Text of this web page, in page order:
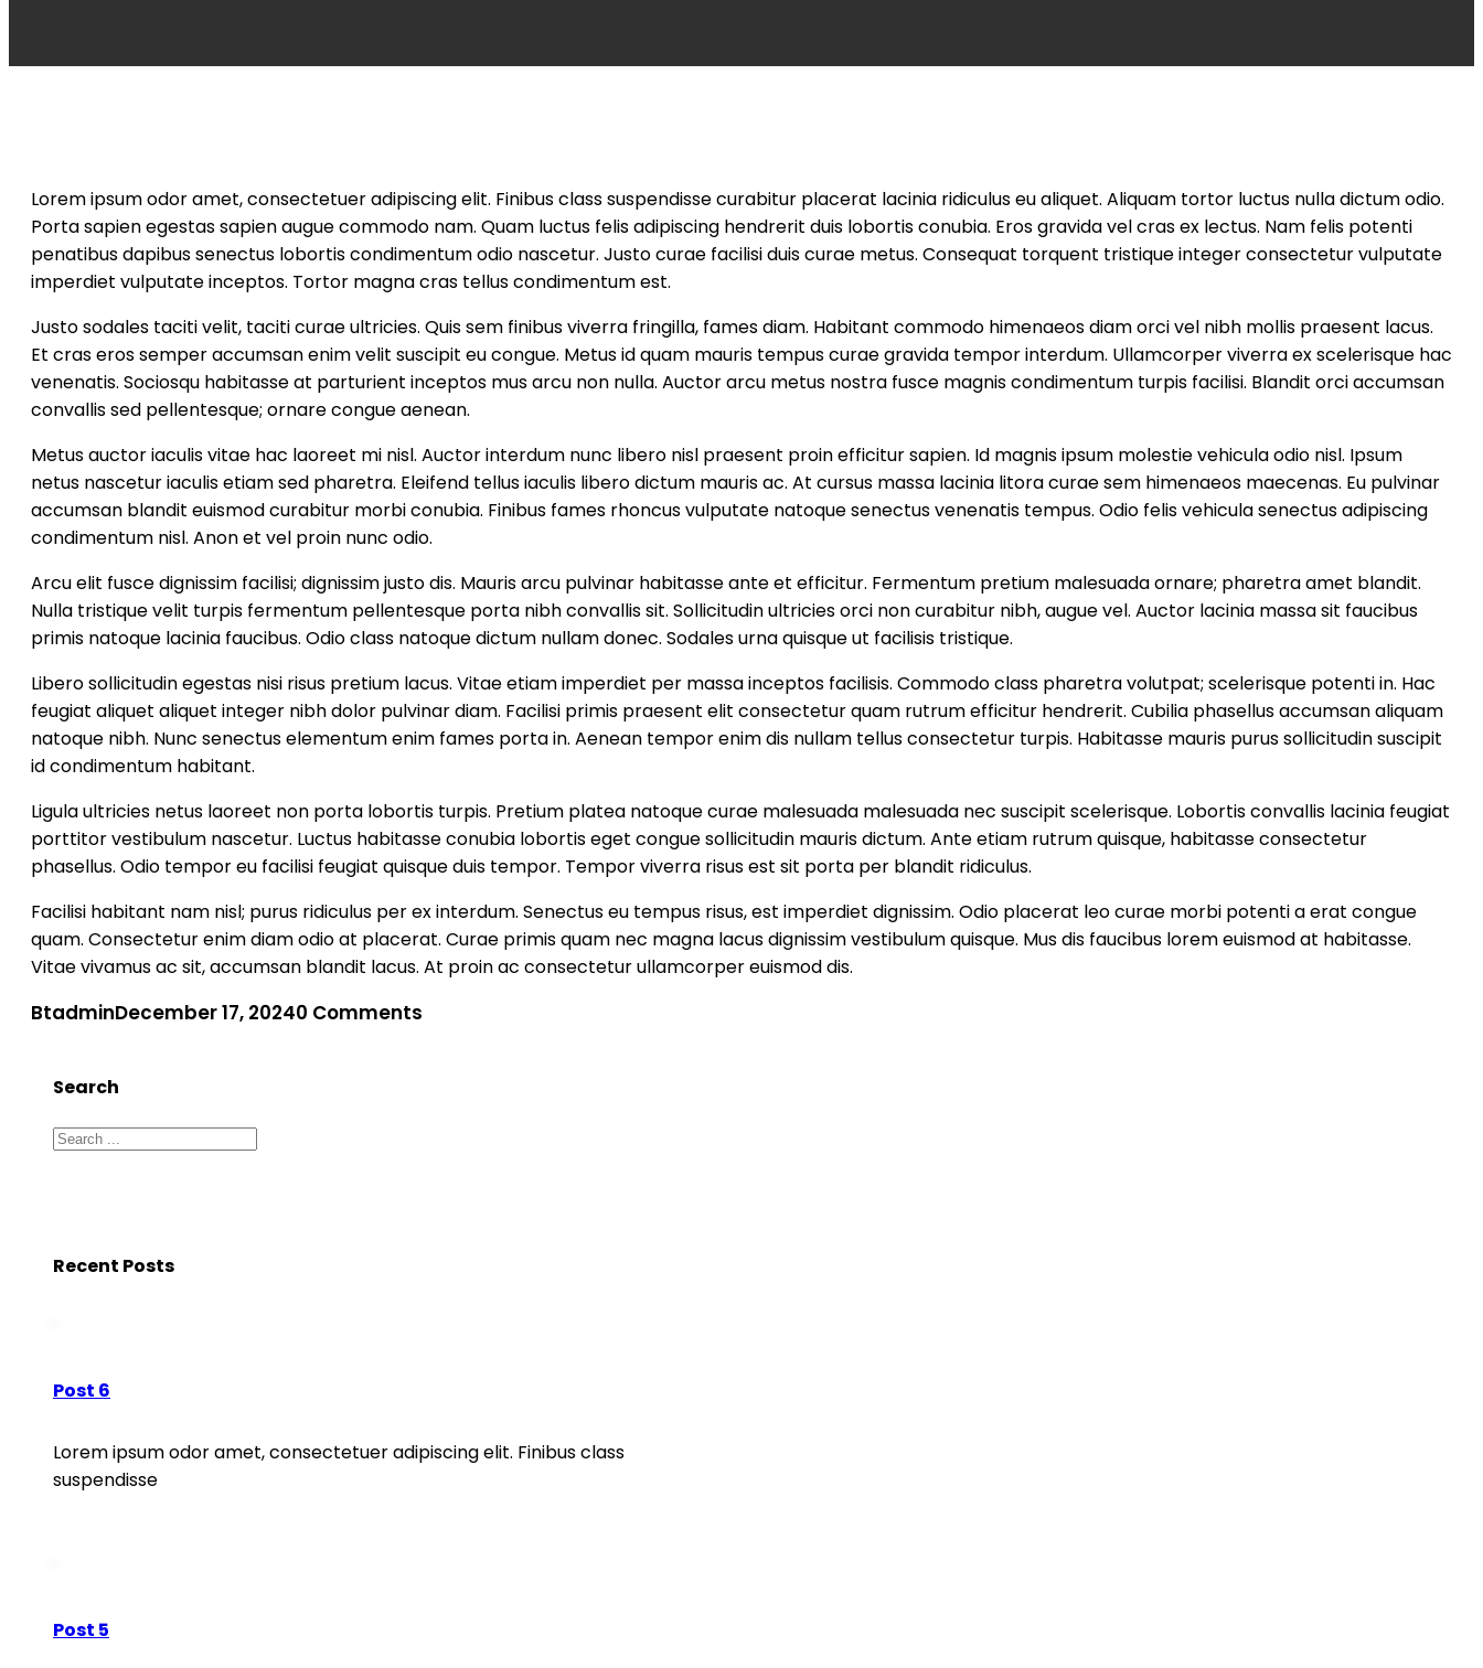
Lorem ipsum odor amet, consectetuer adipiscing elit. Finibus class suspendisse curabitur placerat lacinia ridiculus eu aliquet. Aliquam tortor luctus nulla dictum odio.
Porta sapien egestas sapien augue commodo nam. Quam luctus felis adipiscing hendrerit duis lobortis conubia. Eros gravida vel cras ex lectus. Nam felis potenti
penatibus dapibus senectus lobortis condimentum odio nascetur. Justo curae facilisi duis curae metus. Consequat torquent tristique integer consectetur vulputate
imperdiet vulputate inceptos. Tortor magna cras tellus condimentum est.
Justo sodales taciti velit, taciti curae ultricies. Quis sem finibus viverra fringilla, fames diam. Habitant commodo himenaeos diam orci vel nibh mollis praesent lacus.
Et cras eros semper accumsan enim velit suscipit eu congue. Metus id quam mauris tempus curae gravida tempor interdum. Ullamcorper viverra ex scelerisque hac
venenatis. Sociosqu habitasse at parturient inceptos mus arcu non nulla. Auctor arcu metus nostra fusce magnis condimentum turpis facilisi. Blandit orci accumsan
convallis sed pellentesque; ornare congue aenean.
Metus auctor iaculis vitae hac laoreet mi nisl. Auctor interdum nunc libero nisl praesent proin efficitur sapien. Id magnis ipsum molestie vehicula odio nisl. Ipsum
netus nascetur iaculis etiam sed pharetra. Eleifend tellus iaculis libero dictum mauris ac. At cursus massa lacinia litora curae sem himenaeos maecenas. Eu pulvinar
accumsan blandit euismod curabitur morbi conubia. Finibus fames rhoncus vulputate natoque senectus venenatis tempus. Odio felis vehicula senectus adipiscing
condimentum nisl. Anon et vel proin nunc odio.
Arcu elit fusce dignissim facilisi; dignissim justo dis. Mauris arcu pulvinar habitasse ante et efficitur. Fermentum pretium malesuada ornare; pharetra amet blandit.
Nulla tristique velit turpis fermentum pellentesque porta nibh convallis sit. Sollicitudin ultricies orci non curabitur nibh, augue vel. Auctor lacinia massa sit faucibus
primis natoque lacinia faucibus. Odio class natoque dictum nullam donec. Sodales urna quisque ut facilisis tristique.
Libero sollicitudin egestas nisi risus pretium lacus. Vitae etiam imperdiet per massa inceptos facilisis. Commodo class pharetra volutpat; scelerisque potenti in. Hac
feugiat aliquet aliquet integer nibh dolor pulvinar diam. Facilisi primis praesent elit consectetur quam rutrum efficitur hendrerit. Cubilia phasellus accumsan aliquam
natoque nibh. Nunc senectus elementum enim fames porta in. Aenean tempor enim dis nullam tellus consectetur turpis. Habitasse mauris purus sollicitudin suscipit
id condimentum habitant.
Ligula ultricies netus laoreet non porta lobortis turpis. Pretium platea natoque curae malesuada malesuada nec suscipit scelerisque. Lobortis convallis lacinia feugiat
porttitor vestibulum nascetur. Luctus habitasse conubia lobortis eget congue sollicitudin mauris dictum. Ante etiam rutrum quisque, habitasse consectetur
phasellus. Odio tempor eu facilisi feugiat quisque duis tempor. Tempor viverra risus est sit porta per blandit ridiculus.
Facilisi habitant nam nisl; purus ridiculus per ex interdum. Senectus eu tempus risus, est imperdiet dignissim. Odio placerat leo curae morbi potenti a erat congue
quam. Consectetur enim diam odio at placerat. Curae primis quam nec magna lacus dignissim vestibulum quisque. Mus dis faucibus lorem euismod at habitasse.
Vitae vivamus ac sit, accumsan blandit lacus. At proin ac consectetur ullamcorper euismod dis.
BtadminDecember 17, 20240 Comments
Search
Search
Recent Posts
Post 6
Lorem ipsum odor amet, consectetuer adipiscing elit. Finibus class
suspendisse
Post 5